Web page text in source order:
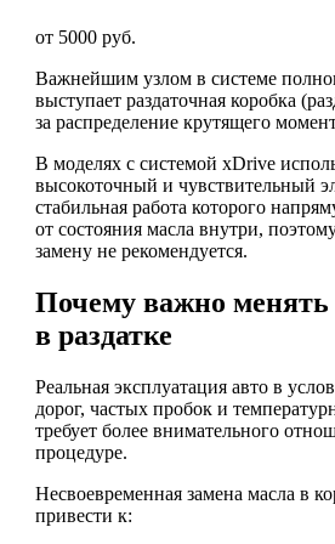
от 5000 руб.
Важнейшим узлом в системе
выступает раздаточная коробка
за распределение крутящего
В моделях с системой xDrive
высокоточный и чувствительный
стабильная работа которого
от состояния масла внутри,
замену не рекомендуется.
Почему важно менять
в раздатке
Реальная эксплуатация авто в
дорог, частых пробок и
требует более внимательного
процедуре.
Несвоевременная замена масла в
привести к: